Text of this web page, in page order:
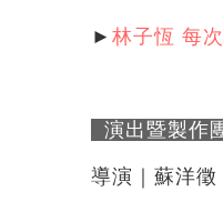
► 林子恆 每
演出暨製作
導演｜蘇洋徵